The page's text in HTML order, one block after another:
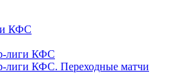
КФС
лиги КФС
лиги КФС. Переходные матчи